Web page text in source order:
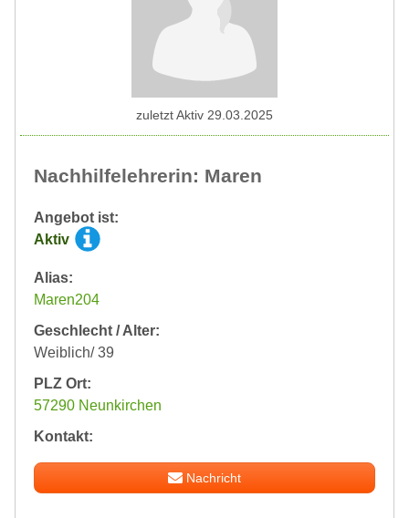
Nachhilfelehrerin: Maren
Angebot ist:
Aktiv
Alias:
Maren204
Geschlecht / Alter:
Weiblich/ 39
PLZ Ort:
57290 Neunkirchen
Kontakt:
Nachricht
zuletzt Aktiv 29.03.2025